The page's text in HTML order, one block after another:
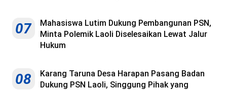
07
Mahasiswa Lutim Dukung Pembangunan PSN,
Minta Polemik Laoli Diselesaikan Lewat Jalur
Hukum
08
Karang Taruna Desa Harapan Pasang Badan
Dukung PSN Laoli, Singgung Pihak yang